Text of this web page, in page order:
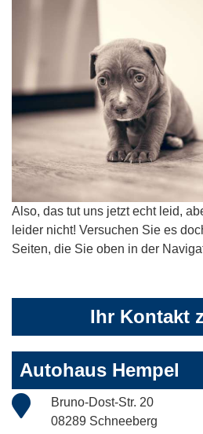
Also, das tut uns jetzt echt leid,
leider nicht! Versuchen Sie es
Seiten, die Sie oben in der
Ihr Kontakt
Autohaus Hempel
Bruno-Dost-Str. 20
08289 Schneeberg